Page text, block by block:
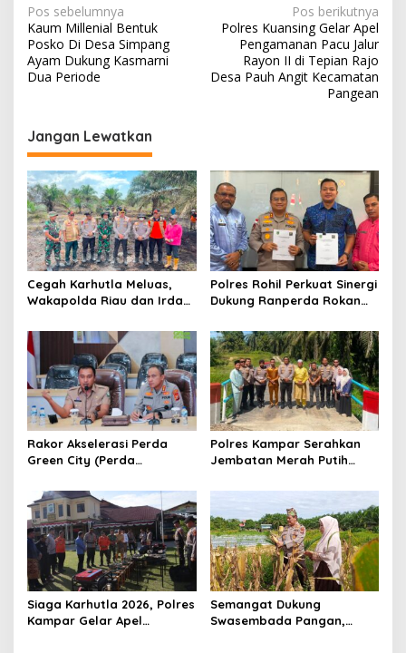
N
a
v
a
s
i
p
o
s
Pos sebelumnya
Kaum Millenial Bentuk
Posko Di Desa Simpang
Ayam Dukung Kasmarni
Dua Periode
Pos berikutnya
Polres Kuansing Gelar Apel
Pengamanan Pacu Jalur
Rayon II di Tepian Rajo
Desa Pauh Angit Kecamatan
Pangean
Jangan Lewatkan
Cegah Karhutla Meluas,
Wakapolda Riau dan Irdam
Padamkan Api di Pasir
Limau Kapas
Polres Rohil Perkuat Sinergi
Dukung Ranperda Rokan
Berkelanjutan
Rakor Akselerasi Perda
Green City (Perda
Pekanbaru Bersama Dinas
Lingkungan Hidup Kota
Pekanbaru dan Tim Pakar
Polres Kampar Serahkan
Jembatan Merah Putih
Warga Pulau Jambu Kuok
Siaga Karhutla 2026, Polres
Kampar Gelar Apel
Semangat Dukung
Swasembada Pangan,